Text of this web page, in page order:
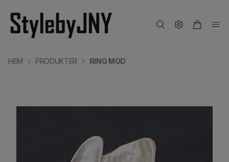
HEM PRODUKTER RING MOD